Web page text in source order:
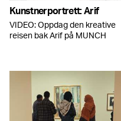
Kunstnerportrett: Arif
VIDEO: Oppdag den kreative
reisen bak Arif på MUNCH